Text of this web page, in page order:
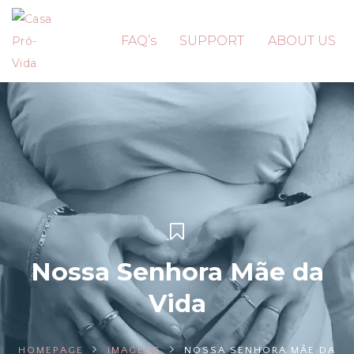
FAQ’s SUPPORT ABOUT US
Nossa Senhora Mãe da
Vida
HOMEPAGE IMAGENS NOSSA SENHORA MÃE DA